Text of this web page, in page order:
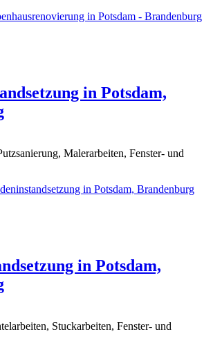
in Potsdam - Brandenburg
in Potsdam,
Malerarbeiten, Fenster- und
in Potsdam, Brandenburg
in Potsdam,
Stuckarbeiten, Fenster- und